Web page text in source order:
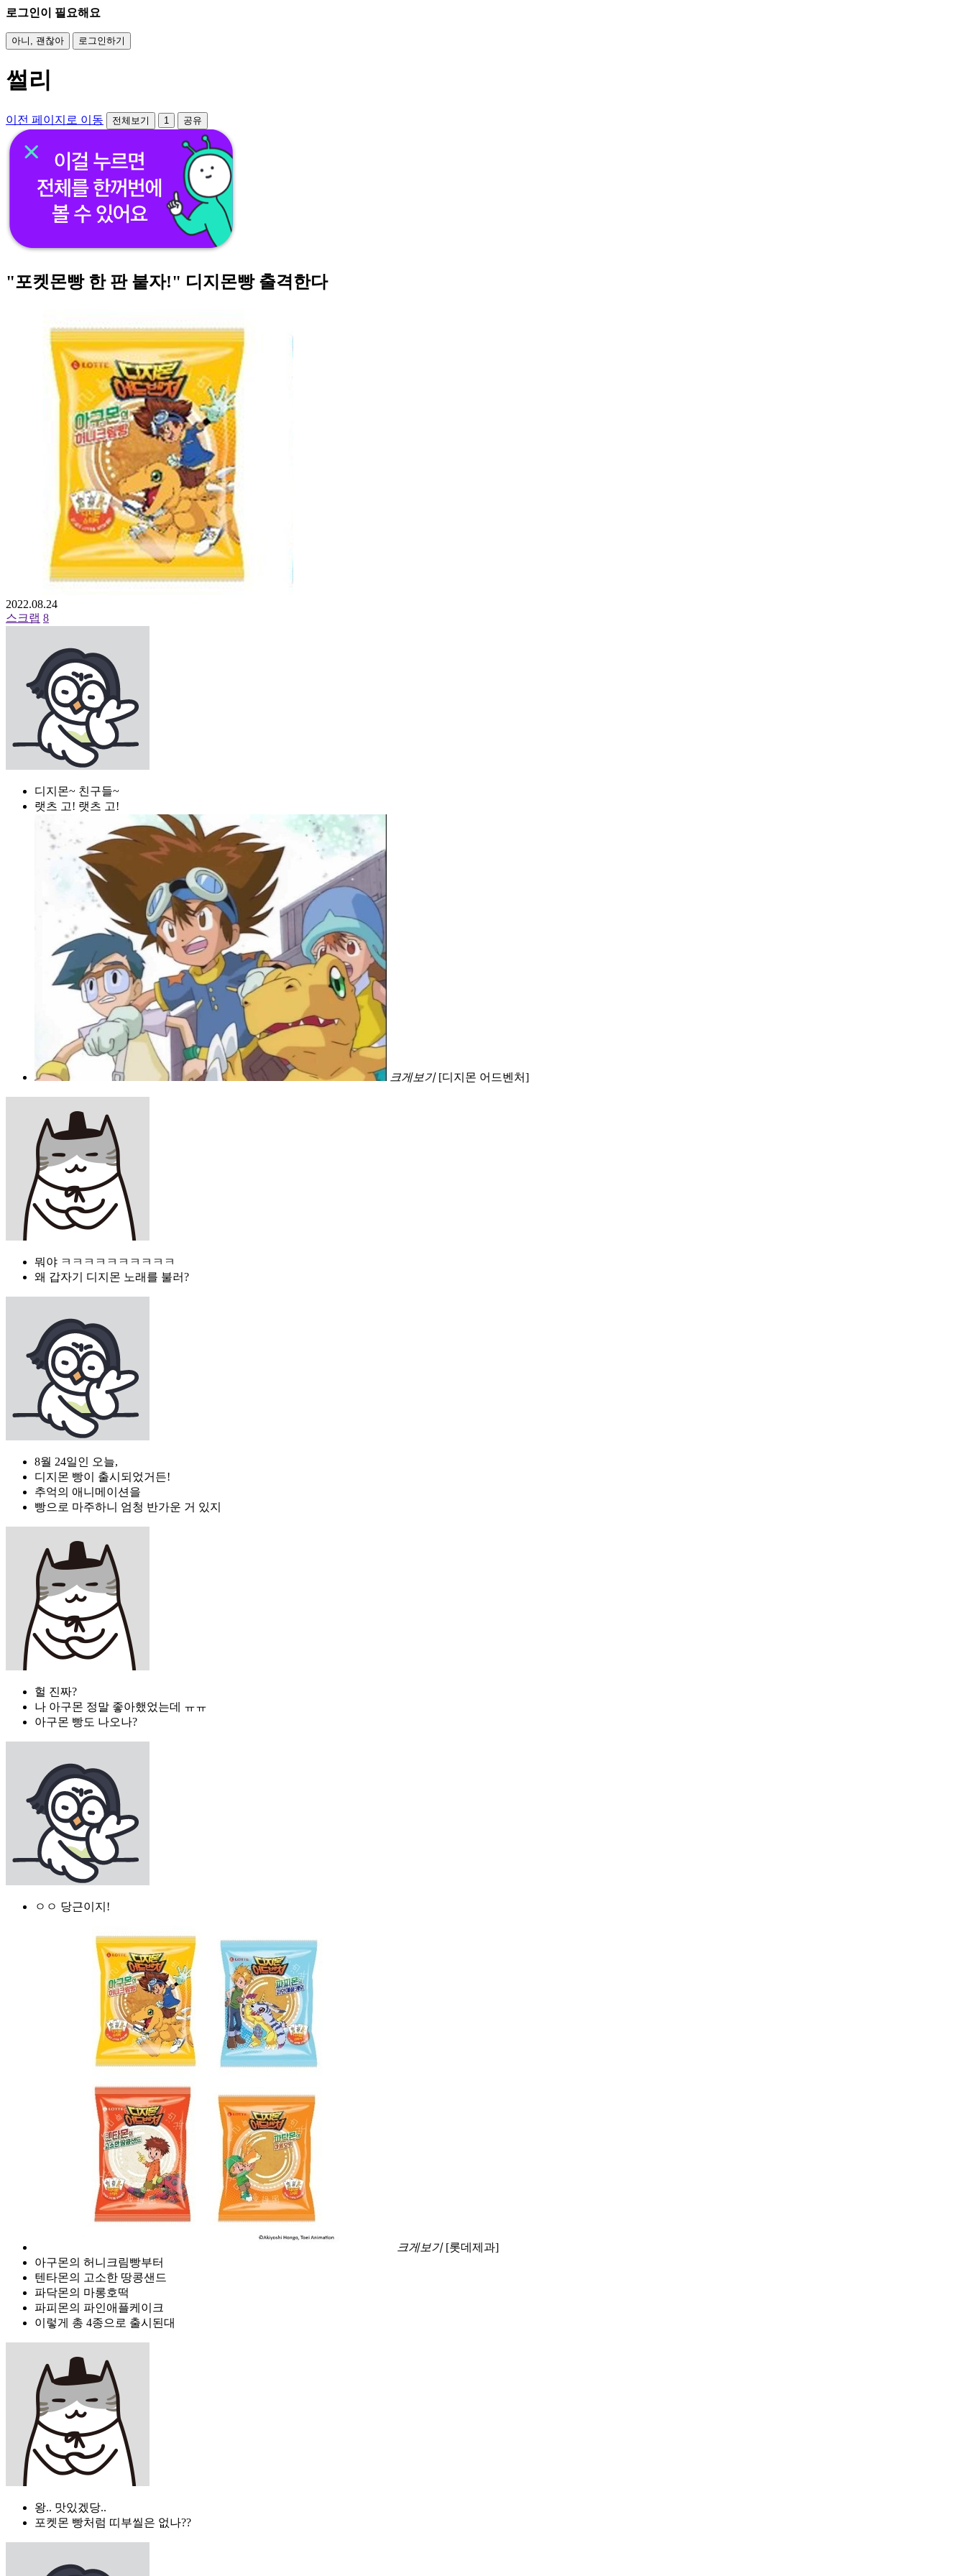
로그인이 필요해요
아니, 괜찮아 로그인하기
썰리
이전 페이지로 이동 전체보기 1 공유
"포켓몬빵 한 판 붙자!" 디지몬빵 출격한다
2022.08.24
스크랩 8
디지몬~ 친구들~
랫츠 고! 랫츠 고!
크게보기 [디지몬 어드벤처]
뭐야 ㅋㅋㅋㅋㅋㅋㅋㅋㅋㅋ
왜 갑자기 디지몬 노래를 불러?
8월 24일인 오늘,
디지몬 빵이 출시되었거든!
추억의 애니메이션을
빵으로 마주하니 엄청 반가운 거 있지
헐 진짜?
나 아구몬 정말 좋아했었는데 ㅠㅠ
아구몬 빵도 나오나?
ㅇㅇ 당근이지!
크게보기 [롯데제과]
아구몬의 허니크림빵부터
텐타몬의 고소한 땅콩샌드
파닥몬의 마롱호떡
파피몬의 파인애플케이크
이렇게 총 4종으로 출시된대
왕.. 맛있겠당..
포켓몬 빵처럼 띠부씰은 없나??